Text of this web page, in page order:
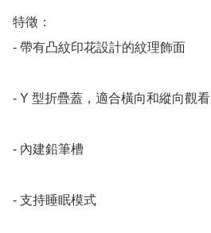
特徵：
- 帶有凸紋印花設計的紋理飾面
- Y 型折疊蓋，適合橫向和縱向觀看
- 內建鉛筆槽
- 支持睡眠模式